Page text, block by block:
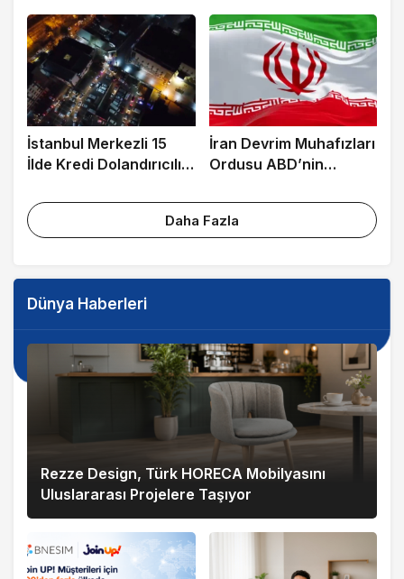
Rehabilitasyon Merkezi
Meydan
İstanbul Merkezli 15
İlde Kredi Dolandırıcılığı
İran Devrim Muhafızları
Ordusu ABD’nin
Üssünü Vurdu
Daha Fazla
Dünya Haberleri
Rezze Design, Türk HORECA Mobilyasını
Uluslararası Projelere Taşıyor